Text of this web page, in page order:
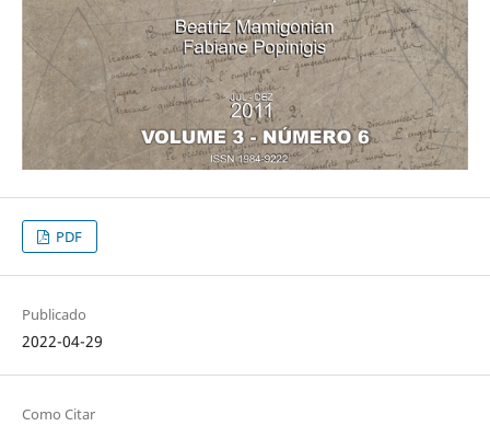
PDF
Publicado
2022-04-29
Como Citar